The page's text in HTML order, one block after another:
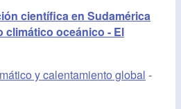
científica en Sudamérica
climático oceánico - El
y calentamiento global -